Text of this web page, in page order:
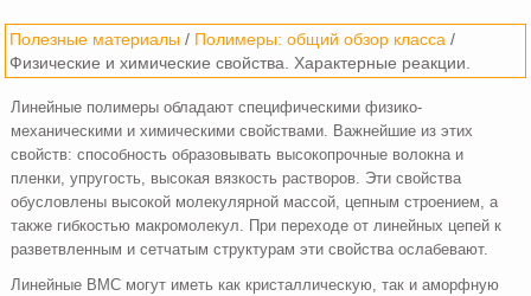
Полезные материалы / Полимеры: общий обзор класса /
Физические и химические свойства. Характерные реакции.
Линейные полимеры обладают специфическими физико-
механическими и химическими свойствами. Важнейшие из этих
свойств: способность образовывать высокопрочные волокна и
пленки, упругость, высокая вязкость растворов. Эти свойства
обусловлены высокой молекулярной массой, цепным строением, а
также гибкостью макромолекул. При переходе от линейных цепей к
разветвленным и сетчатым структурам эти свойства ослабевают.
Линейные ВМС могут иметь как кристаллическую, так и аморфную